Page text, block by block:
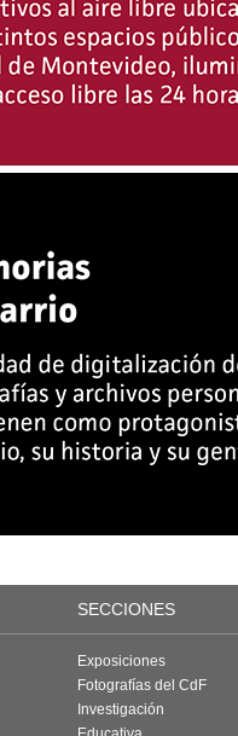
SECCIONES
Exposiciones
Fotografías del CdF
Investigación